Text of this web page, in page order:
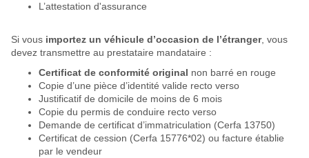
L’attestation d'assurance
Si vous importez un véhicule d’occasion de l’étranger, vous
devez transmettre au prestataire mandataire :
Certificat de conformité original non barré en rouge
Copie d’une pièce d’identité valide recto verso
Justificatif de domicile de moins de 6 mois
Copie du permis de conduire recto verso
Demande de certificat d’immatriculation (Cerfa 13750)
Certificat de cession (Cerfa 15776*02) ou facture établie
par le vendeur